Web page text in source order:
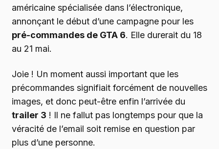
américaine spécialisée dans l’électronique,
annonçant le début d’une campagne pour les
pré-commandes de GTA 6. Elle durerait du 18
au 21 mai.
Joie ! Un moment aussi important que les
précommandes signifiait forcément de nouvelles
images, et donc peut-être enfin l’arrivée du
trailer 3 ! Il ne fallut pas longtemps pour que la
véracité de l’email soit remise en question par
plus d’une personne.